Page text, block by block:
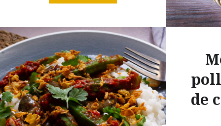
también que: en Castelnaudary,
se encuentra…
de